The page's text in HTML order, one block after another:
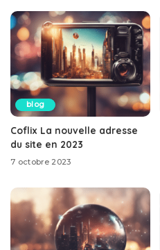
blog
Coflix La nouvelle adresse
du site en 2023
7 octobre 2023